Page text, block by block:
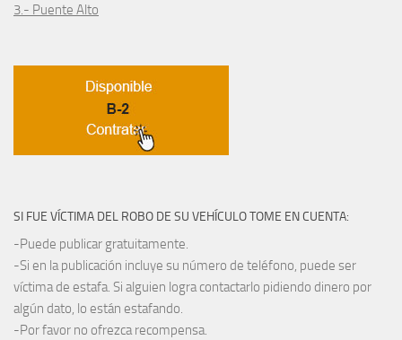
3.- Puente Alto
SI FUE VÍCTIMA DEL ROBO DE SU VEHÍCULO TOME EN CUENTA:
-Puede publicar gratuitamente.
-Si en la publicación incluye su número de teléfono, puede ser
víctima de estafa. Si alguien logra contactarlo pidiendo dinero por
algún dato, lo están estafando.
-Por favor no ofrezca recompensa.